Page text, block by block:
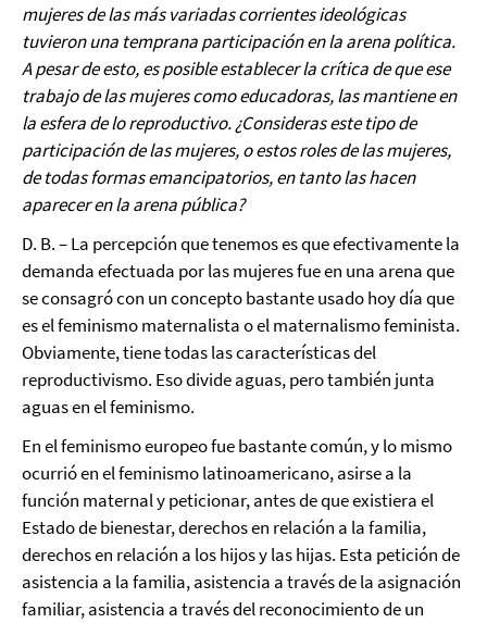
mujeres de las más variadas corrientes ideológicas
tuvieron una temprana participación en la arena política.
A pesar de esto, es posible establecer la crítica de que ese
trabajo de las mujeres como educadoras, las mantiene en
la esfera de lo reproductivo. ¿Consideras este tipo de
participación de las mujeres, o estos roles de las mujeres,
de todas formas emancipatorios, en tanto las hacen
aparecer en la arena pública?
D. B. – La percepción que tenemos es que efectivamente la
demanda efectuada por las mujeres fue en una arena que
se consagró con un concepto bastante usado hoy día que
es el feminismo maternalista o el maternalismo feminista.
Obviamente, tiene todas las características del
reproductivismo. Eso divide aguas, pero también junta
aguas en el feminismo.
En el feminismo europeo fue bastante común, y lo mismo
ocurrió en el feminismo latinoamericano, asirse a la
función maternal y peticionar, antes de que existiera el
Estado de bienestar, derechos en relación a la familia,
derechos en relación a los hijos y las hijas. Esta petición de
asistencia a la familia, asistencia a través de la asignación
familiar, asistencia a través del reconocimiento de un